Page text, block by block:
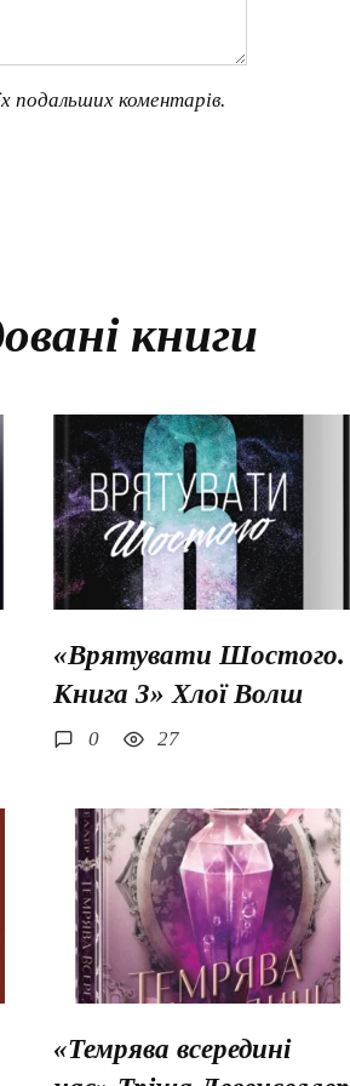
подальших коментарів.
книги
«Врятувати Шостого.
Книга 3» Хлої Волш
0 27
«Темрява всередині